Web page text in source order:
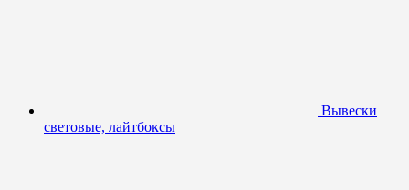
Вывески
световые, лайтбоксы